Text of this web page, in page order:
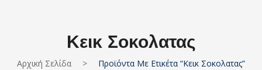
Κεικ Σοκολατας
Αρχική Σελίδα > Προϊόντα Με Ετικέτα “κεικ Σοκολατας”